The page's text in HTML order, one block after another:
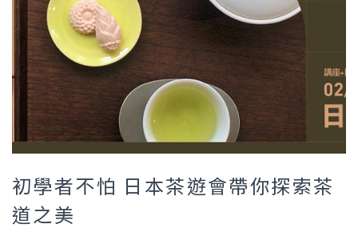
初學者不怕 日本茶遊會帶你探索茶
道之美